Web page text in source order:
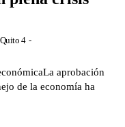
4 -
aprobación
de la economía ha